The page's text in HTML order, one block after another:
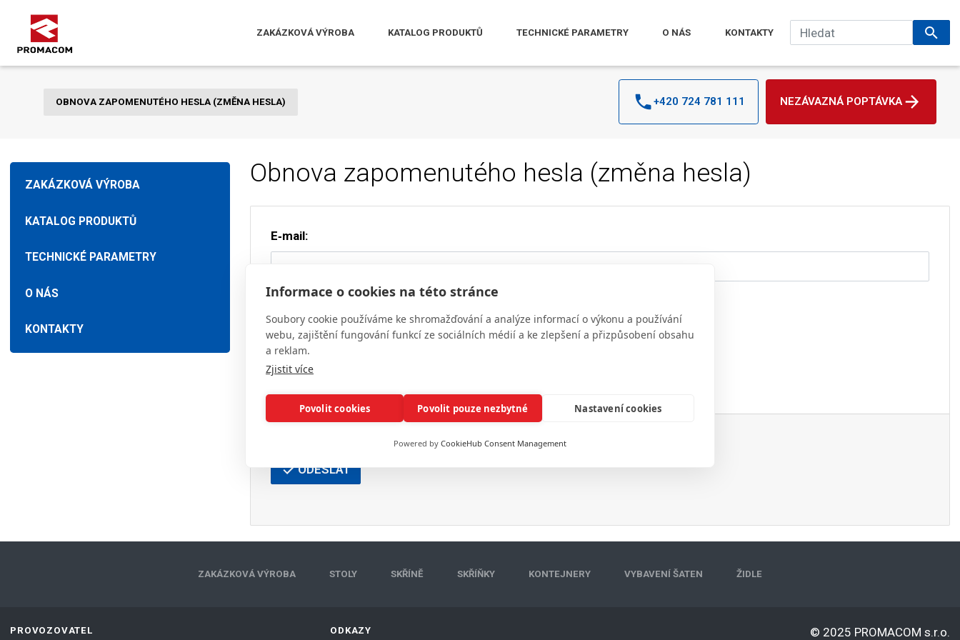
Informace o cookies na této stránce
Soubory cookie používáme ke shromažďování a analýze informací o výkonu a používání
webu, zajištění fungování funkcí ze sociálních médií a ke zlepšení a přizpůsobení obsahu
a reklam.
Zjistit více
Povolit cookies Povolit pouze nezbytné Nastavení cookies
Powered by CookieHub Consent Management
ZAKÁZKOVÁ VÝROBA KATALOG PRODUKTŮ TECHNICKÉ PARAMETRY O NÁS KONTAKTY
OBNOVA ZAPOMENUTÉHO HESLA (ZMĚNA HESLA) +420 724 781 111 NEZÁVAZNÁ POPTÁVKA
Obnova zapomenutého hesla (změna hesla)
E‑mail:
ODESLAT
ZAKÁZKOVÁ VÝROBA
KATALOG PRODUKTŮ
TECHNICKÉ PARAMETRY
O NÁS
KONTAKTY
ZAKÁZKOVÁ VÝROBA STOLY SKŘÍNĚ SKŘÍŇKY KONTEJNERY VYBAVENÍ ŠATEN ŽIDLE
PROVOZOVATEL ODKAZY © 2025 PROMACOM s.r.o.